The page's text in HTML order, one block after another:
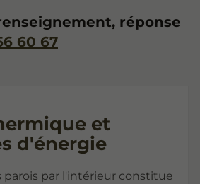
réponse
60 67
et
d'énergie
parois par l'intérieur constitue